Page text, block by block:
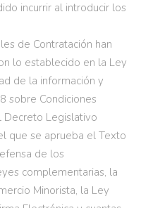
incurrir al introducir los
de Contratación han
lo establecido en la Ley
de la información y
sobre Condiciones
Decreto Legislativo
que se aprueba el Texto
de los
complementarias, la
Minorista, la Ley